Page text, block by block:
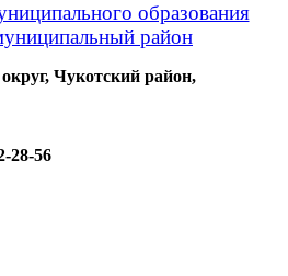
образования
район
Чукотский район,
28-56